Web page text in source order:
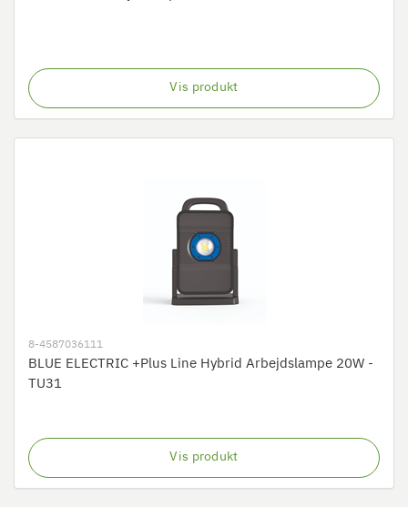
Vis produkt
8-4587036111
BLUE ELECTRIC +Plus Line Hybrid Arbejdslampe 20W -
TU31
Vis produkt